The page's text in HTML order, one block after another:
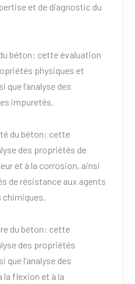
et de diagnostic du
béton: cette évaluation
physiques et
que l’analyse des
impuretés.
du béton: cette
des propriétés de
et à la corrosion, ainsi
de résistance aux agents
chimiques.
du béton: cette
des propriétés
l’analyse des
la flexion et à la